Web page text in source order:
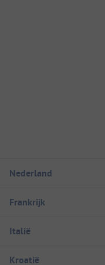
Nederland
Frankrijk
Italië
Kroatië